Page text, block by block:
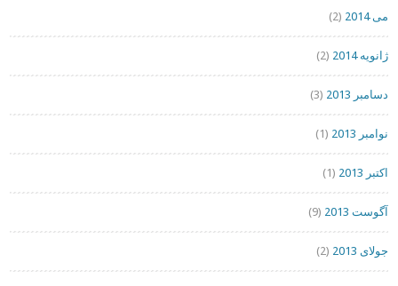
می 2014 (2)
ژانویه 2014 (2)
دسامبر 2013 (3)
نوامبر 2013 (1)
اکتبر 2013 (1)
آگوست 2013 (9)
جولای 2013 (2)